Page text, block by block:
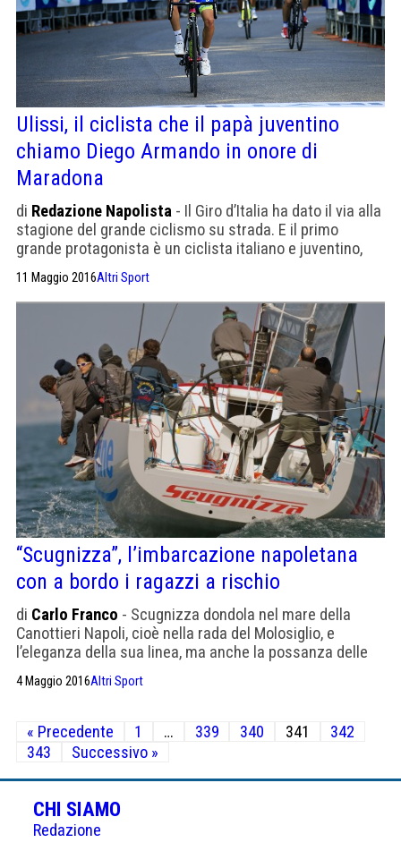
Ulissi, il ciclista che il papà juventino
chiamo Diego Armando in onore di
Maradona
di Redazione Napolista - Il Giro d’Italia ha dato il via alla
stagione del grande ciclismo su strada. E il primo
grande protagonista è un ciclista italiano e juventino,
sbaglio o per qualche altro tipo di legame con un
parente o un amico che porta questo nome. No, è […]
11 Maggio 2016Altri Sport
“Scugnizza”, l’imbarcazione napoletana
con a bordo i ragazzi a rischio
di Carlo Franco - Scugnizza dondola nel mare della
Canottieri Napoli, cioè nella rada del Molosiglio, e
l’eleganza della sua linea, ma anche la possanza delle
linee e, come dire, dell’atteggiamento che è proprio di
una barca che ha scelto quel nome, aiuta a spiegare i
conquistato, l’ultimo nel […]
4 Maggio 2016Altri Sport
Paginazione
degli
articoli
« Precedente 1 … 339 340 341
342
343
Successivo »
CHI SIAMO
Redazione